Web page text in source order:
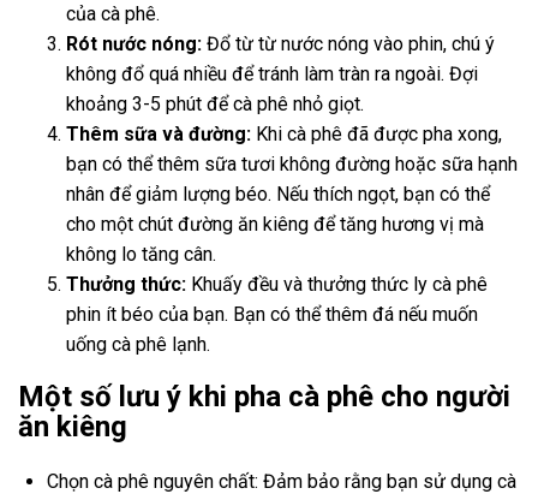
của cà phê.
Rót nước nóng: Đổ từ từ nước nóng vào phin, chú ý
không đổ quá nhiều để tránh làm tràn ra ngoài. Đợi
khoảng 3-5 phút để cà phê nhỏ giọt.
Thêm sữa và đường: Khi cà phê đã được pha xong,
bạn có thể thêm sữa tươi không đường hoặc sữa hạnh
nhân để giảm lượng béo. Nếu thích ngọt, bạn có thể
cho một chút đường ăn kiêng để tăng hương vị mà
không lo tăng cân.
Thưởng thức: Khuấy đều và thưởng thức ly cà phê
phin ít béo của bạn. Bạn có thể thêm đá nếu muốn
uống cà phê lạnh.
Một số lưu ý khi pha cà phê cho người
ăn kiêng
Chọn cà phê nguyên chất: Đảm bảo rằng bạn sử dụng cà